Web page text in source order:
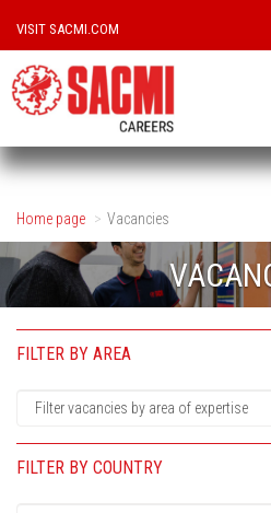
VISIT SACMI.COM
Home page Vacancies
FILTER BY AREA
FILTER BY COUNTRY